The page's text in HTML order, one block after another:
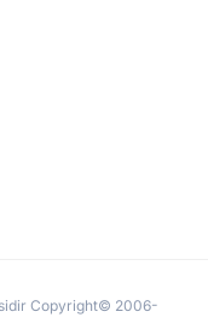
Copyright© 2006-